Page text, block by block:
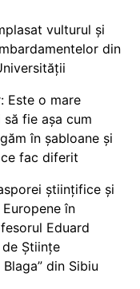
vulturul și
din
Este o mare
fie așa cum
în șabloane și
fac diferit
științifice și
în
Eduard
Științe
din Sibiu